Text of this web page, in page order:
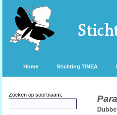
Home Stichting TINEA
Zoeken op soortnaam: